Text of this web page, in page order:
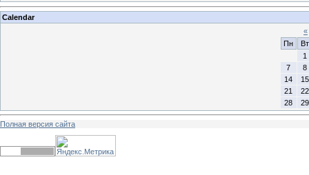
Calendar
«
Пн
Вт
1
7
8
14
15
21
22
28
29
Полная версия сайта